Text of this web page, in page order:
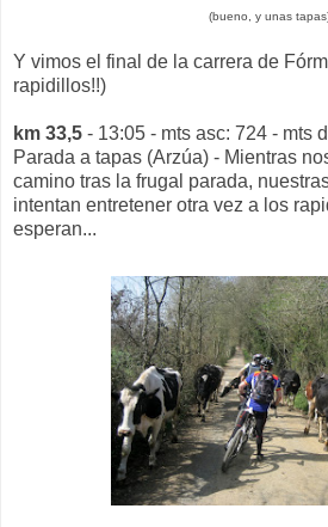
(bueno, y unas
Y vimos el final de la carrera de
rapidillos!!)
km 33,5 - 13:05 - mts asc: 724 - mts
Parada a tapas (Arzúa) - Mientras
camino tras la frugal parada,
intentan entretener otra vez a los
esperan...